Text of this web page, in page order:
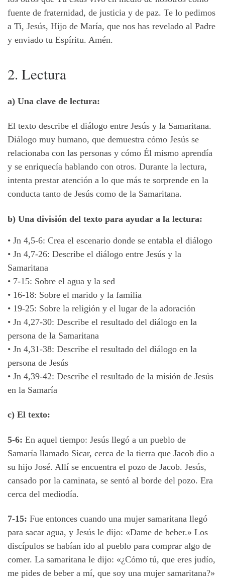
fuente de fraternidad, de justicia y de paz. Te lo pedimos
a Ti, Jesús, Hijo de María, que nos has revelado al Padre
y enviado tu Espíritu. Amén.
2. Lectura
a) Una clave de lectura:
El texto describe el diálogo entre Jesús y la Samaritana.
Diálogo muy humano, que demuestra cómo Jesús se
relacionaba con las personas y cómo Él mismo aprendía
y se enriquecía hablando con otros. Durante la lectura,
intenta prestar atención a lo que más te sorprende en la
conducta tanto de Jesús como de la Samaritana.
b) Una división del texto para ayudar a la lectura:
• Jn 4,5-6: Crea el escenario donde se entabla el diálogo
• Jn 4,7-26: Describe el diálogo entre Jesús y la
Samaritana
• 7-15: Sobre el agua y la sed
• 16-18: Sobre el marido y la familia
• 19-25: Sobre la religión y el lugar de la adoración
• Jn 4,27-30: Describe el resultado del diálogo en la
persona de la Samaritana
• Jn 4,31-38: Describe el resultado del diálogo en la
persona de Jesús
• Jn 4,39-42: Describe el resultado de la misión de Jesús
en la Samaría
c) El texto:
5-6: En aquel tiempo: Jesús llegó a un pueblo de
Samaría llamado Sicar, cerca de la tierra que Jacob dio a
su hijo José. Allí se encuentra el pozo de Jacob. Jesús,
cansado por la caminata, se sentó al borde del pozo. Era
cerca del mediodía.
7-15: Fue entonces cuando una mujer samaritana llegó
para sacar agua, y Jesús le dijo: «Dame de beber.» Los
discípulos se habían ido al pueblo para comprar algo de
comer. La samaritana le dijo: «¿Cómo tú, que eres judío,
me pides de beber a mí, que soy una mujer samaritana?»